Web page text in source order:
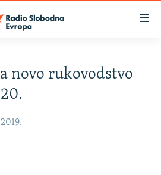
novo rukovodstvo